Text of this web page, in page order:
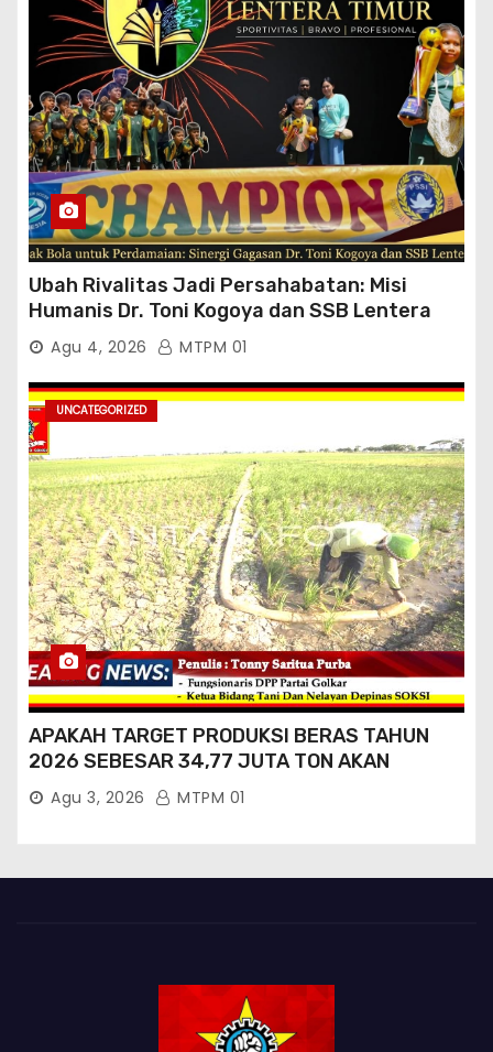
Ubah Rivalitas Jadi Persahabatan: Misi
Humanis Dr. Toni Kogoya dan SSB Lentera
TimurAgu 4, 2026 MTPM 01
UNCATEGORIZED
APAKAH TARGET PRODUKSI BERAS TAHUN
2026 SEBESAR 34,77 JUTA TON AKAN
TERCAPAI ?
Agu 3, 2026 MTPM 01